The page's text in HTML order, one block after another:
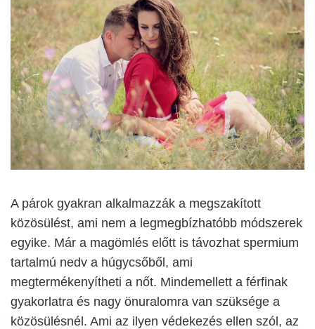
A párok gyakran alkalmazzák a megszakított
közösülést, ami nem a legmegbízhatóbb módszerek
egyike. Már a magömlés előtt is távozhat spermium
tartalmú nedv a húgycsőből, ami
megtermékenyítheti a nőt. Mindemellett a férfinak
gyakorlatra és nagy önuralomra van szüksége a
közösülésnél. Ami az ilyen védekezés ellen szól, az